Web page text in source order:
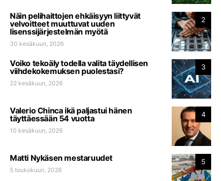
2
Näin pelihaittojen ehkäisyyn liittyvät
velvoitteet muuttuvat uuden
lisenssijärjestelmän myötä
30 kesäkuun, 2026
3
Voiko tekoäly todella valita täydellisen
viihdekokemuksen puolestasi?
22 kesäkuun, 2026
4
Valerio Chinca ikä paljastui hänen
täyttäessään 54 vuotta
10 kesäkuun, 2026
5
Matti Nykäsen mestaruudet
5 toukokuun, 2026